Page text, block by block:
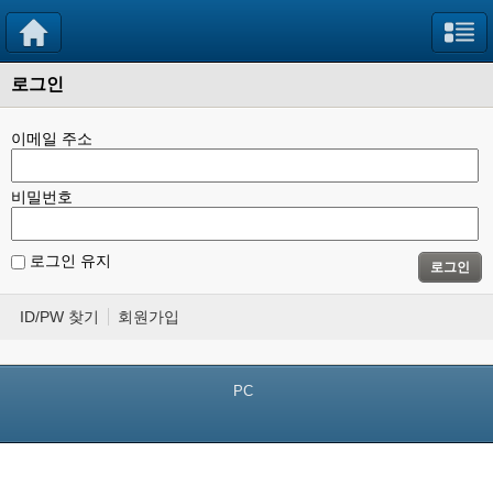
로그인
이메일 주소
비밀번호
로그인 유지 로그인
ID/PW 찾기 회원가입
PC